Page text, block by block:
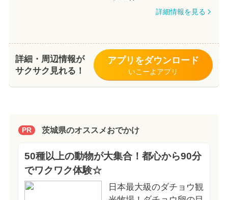
詳細情報を見る
詳細・周辺情報が
サクサク見れる！
アプリをダウンロード
いこーよアプリ
PR 茨城県のオススメおでかけ
50種以上の動物が大集合！都心から90分
でワクワク体験☆
日本最大級のダチョウ観